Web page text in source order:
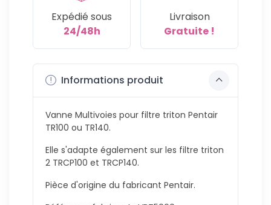
Expédié sous
24/48h
Livraison
Gratuite !
Informations produit
Vanne Multivoies pour filtre triton Pentair
TR100 ou TR140.
Elle s'adapte également sur les filtre triton
2 TRCP100 et TRCP140.
Pièce d'origine du fabricant Pentair.